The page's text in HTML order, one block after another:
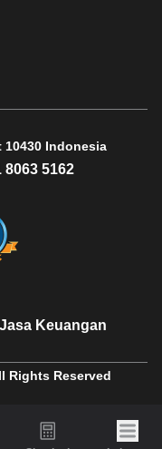
Keuangan
10430 Indonesia
8063 5162
Rights Reserved